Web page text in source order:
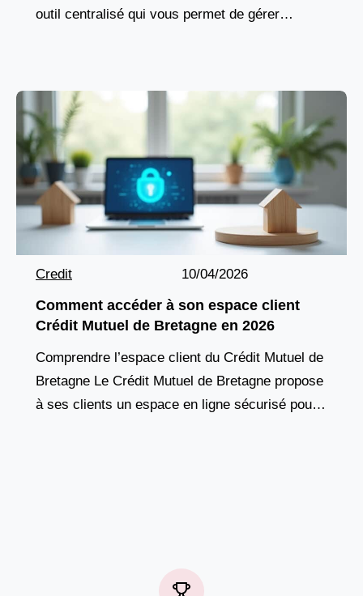
outil centralisé qui vous permet de gérer
Credit 10/04/2026
Comment accéder à son espace client
Crédit Mutuel de Bretagne en 2026
Comprendre l’espace client du Crédit Mutuel de
Bretagne Le Crédit Mutuel de Bretagne propose
à ses clients un espace en ligne sécurisé pour